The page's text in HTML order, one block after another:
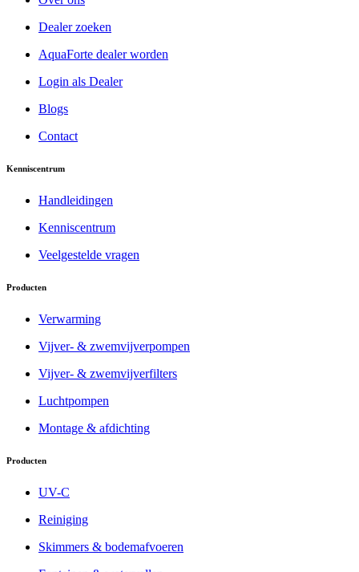
Dealer zoeken
AquaForte dealer worden
Login als Dealer
Blogs
Contact
Kenniscentrum
Handleidingen
Kenniscentrum
Veelgestelde vragen
Producten
Verwarming
Vijver- & zwemvijverpompen
Vijver- & zwemvijverfilters
Luchtpompen
Montage & afdichting
Producten
UV-C
Reiniging
Skimmers & bodemafvoeren